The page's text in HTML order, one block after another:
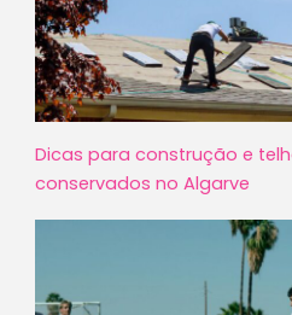
Dicas para construção e
conservados no Algarve